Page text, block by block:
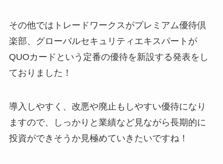
その他ではトレードワークスがプレミアム優待倶
楽部、グローバルセキュリティエキスパートが
QUOカードという定番の優待を新設する発表をし
ておりました！
導入しやすく、改悪や廃止もしやすい優待になり
ますので、しっかりと業績など見ながら長期的に
投資ができそうか見極めていきたいですね！